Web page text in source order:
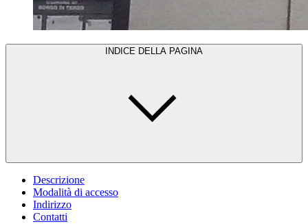
INDICE DELLA PAGINA
Descrizione
Modalità di accesso
Indirizzo
Contatti